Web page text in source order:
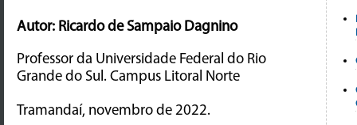
Autor: Ricardo de Sampaio Dagnino
Professor da Universidade Federal do Rio
Grande do Sul. Campus Litoral Norte
Tramandaí, novembro de 2022.